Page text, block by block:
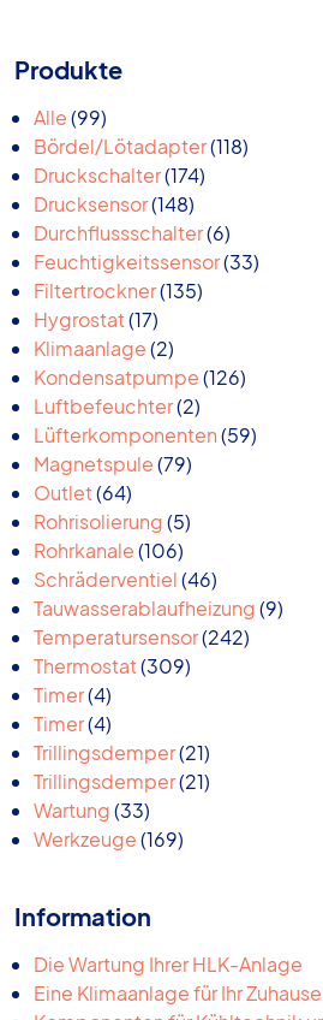
Produkte
Alle 9999
Produkte
Bördel/Lötadapter 118118
Druckschalter 174174
Drucksensor 148148
Produkte
Durchflussschalter 66
Produkte
Feuchtigkeitssensor 3333
Filtertrockner 135135
Hygrostat 1717
Produkte
Klimaanlage 22
Produkte
Kondensatpumpe 126126
Luftbefeuchter 22
Produkte
Lüfterkomponenten 5959
Magnetspule 7979
Outlet 6464
Produkte
Rohrisolierung 55
Rohrkanale 106106
Produkte
Schräderventiel 4646
Produkte
Tauwasserablaufheizung 99
Temperatursensor 242242
Thermostat 309309
Timer 44
Produkte
Timer 44
Produkte
Trillingsdemper 2121
Produkte
Trillingsdemper 2121
Wartung 3333
Produkte
Werkzeuge 169169
Information
Die Wartung Ihrer HLK-Anlage
Eine Klimaanlage für Ihr